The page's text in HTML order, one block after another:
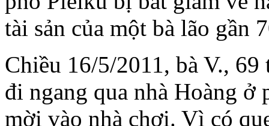
tài sản của một bà lão gần
Chiều 16/5/2011, bà V.,
đi ngang qua nhà Hoàng
mời vào nhà chơi. Vì có